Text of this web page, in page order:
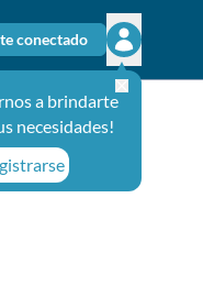
conectado
Abrir el
a brindarte
necesidades!